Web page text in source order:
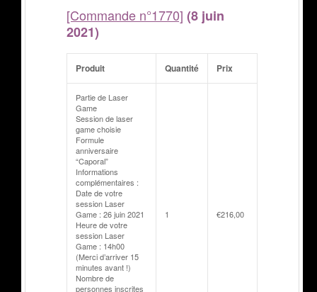
[Commande n°1770] (8 juin
2021)
Produit Quantité Prix
Partie de Laser
Game
Session de laser
game choisie
Formule
anniversaire
“Caporal”
Informations
complémentaires :
Date de votre
session Laser
Game : 26 juin 2021
Heure de votre
session Laser
Game : 14h00
(Merci d’arriver 15
minutes avant !)
Nombre de
personnes inscrites
1 €216,00